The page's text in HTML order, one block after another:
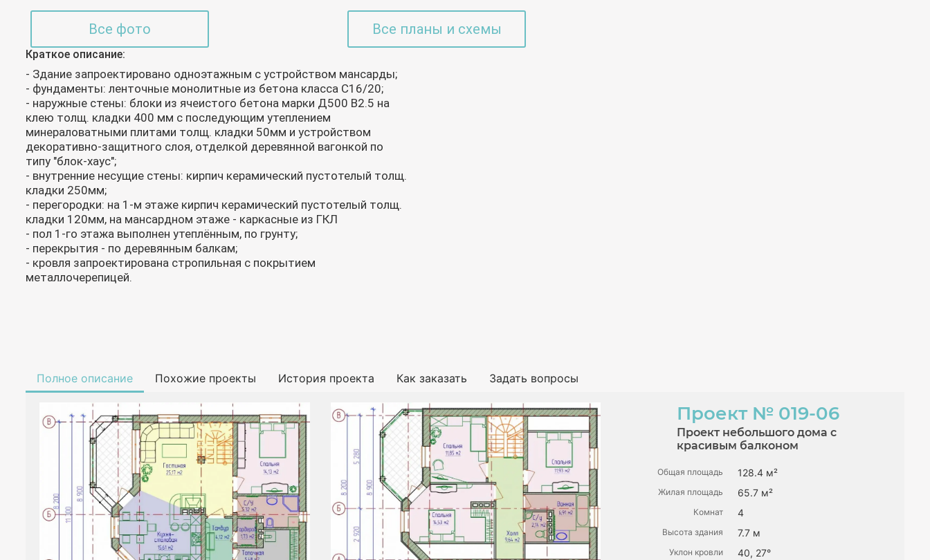
Все фото Все планы и схемы
Краткое описание:
- Здание запроектировано одноэтажным с устройством мансарды;
- фундаменты: ленточные монолитные из бетона класса С16/20;
- наружные стены: блоки из ячеистого бетона марки Д500 В2.5 на
клею толщ. кладки 400 мм с последующим утеплением
минераловатными плитами толщ. кладки 50мм и устройством
декоративно-защитного слоя, отделкой деревянной вагонкой по
типу "блок-хаус";
- внутренние несущие стены: кирпич керамический пустотелый толщ.
кладки 250мм;
- перегородки: на 1-м этаже кирпич керамический пустотелый толщ.
кладки 120мм, на мансардном этаже - каркасные из ГКЛ
- пол 1-го этажа выполнен утеплённым, по грунту;
- перекрытия - по деревянным балкам;
- кровля запроектирована стропильная с покрытием
металлочерепицей.
Полное описание Похожие проекты История проекта Как заказать Задать вопросы
Проект № 019-06
Проект небольшого дома с
красивым балконом
Общая площадь 128.4 м²
Жилая площадь 65.7 м²
Комнат 4
Высота здания 7.7 м
Уклон кровли
40, 27°